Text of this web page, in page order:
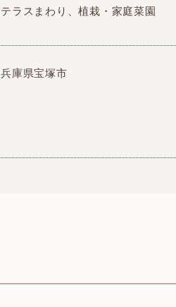
テラスまわり、植栽・家庭菜園
兵庫県宝塚市